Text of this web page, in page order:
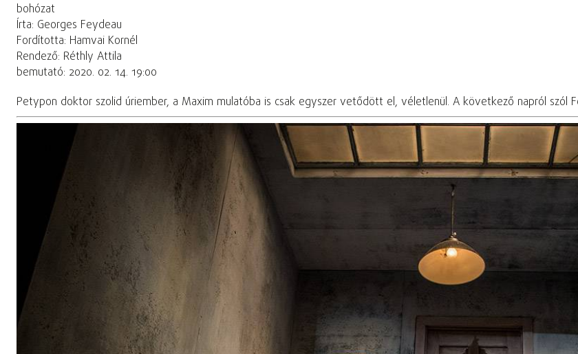
bohózat
Írta: Georges Feydeau
Fordította: Hamvai Kornél
Rendező: Réthly Attila
bemutató: 2020. 02. 14. 19:00
Petypon doktor szolid úriember, a Maxim mulatóba is csak egyszer vetődött el, véletlenül. A következő napról szól